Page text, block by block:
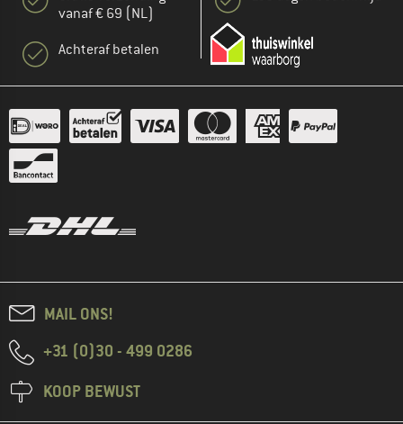
vanaf € 69 (NL)
Achteraf betalen
MAIL ONS!
+31 (0)30 - 499 0286
KOOP BEWUST